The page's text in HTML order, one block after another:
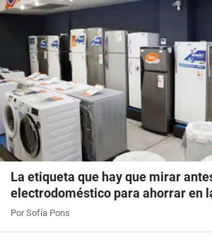
La etiqueta que hay que mirar
electrodoméstico para ahorrar en
Por Sofía Pons